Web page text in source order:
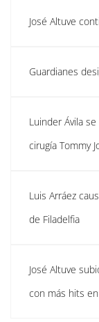
José Altuve
Guardianes
Luinder Ávila
cirugía Tommy
Luis Arráez
de Filadelfia
José Altuve
con más hits